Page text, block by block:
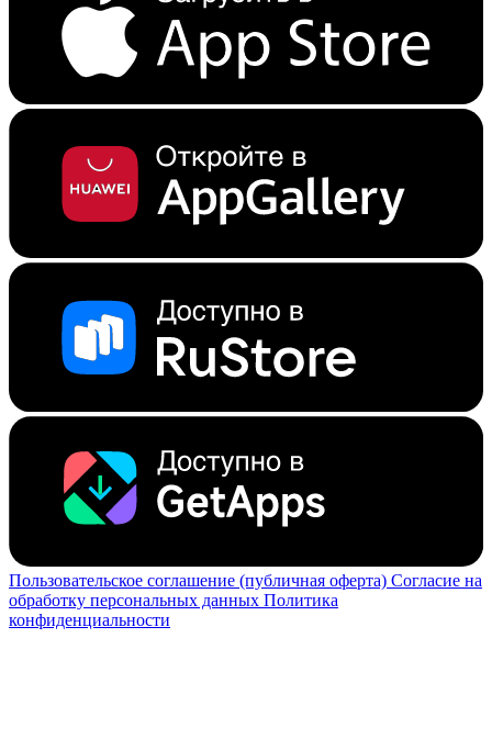
Пользовательское соглашение (публичная оферта) Согласие на
обработку персональных данных Политика
конфиденциальности